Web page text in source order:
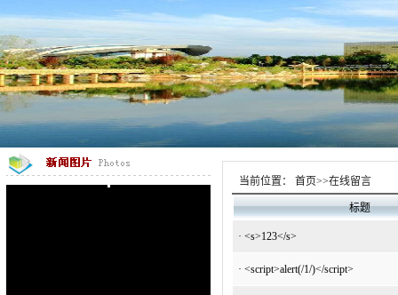
当前位置： 首页>>在线留言
标题
· <s>123</s>
· <script>alert(/1/)</script>